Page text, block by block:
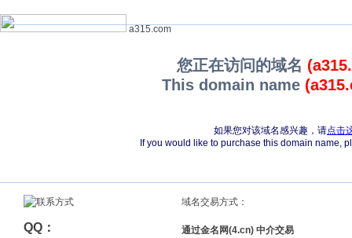
a315.com
您正在访问的域名
This domain name
如果您对该域名感兴趣，请点击
If you would like to purchase this domain name,
QQ：
域名交易方式：
通过金名网(4.cn) 中介交易